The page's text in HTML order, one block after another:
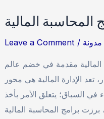
المحاسبة المالية
Leave a Comment / مدونة
المالية مقدمة في خضم عالم
تعد الإدارة المالية هي محور
في السباق؛ يتعلق الأمر بأخذ
برامج المحاسبة المالية